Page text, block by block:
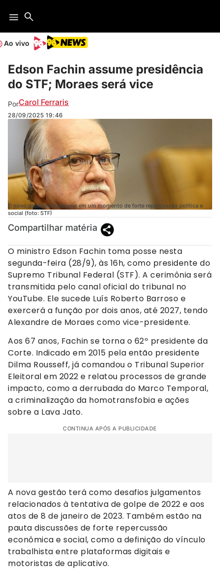
Ao vivo
Edson Fachin assume presidência
do STF; Moraes será vice
PorCarol Ferraris
28/09/2025 19:46
O novo presidente assume em um momento de forte repercussão política e
social (foto: STF)
Compartilhar matéria
O ministro Edson Fachin toma posse nesta
segunda-feira (28/9), às 16h, como presidente do
Supremo Tribunal Federal (STF). A cerimônia será
transmitida pelo canal oficial do tribunal no
YouTube. Ele sucede Luís Roberto Barroso e
exercerá a função por dois anos, até 2027, tendo
Alexandre de Moraes como vice-presidente.
Aos 67 anos, Fachin se torna o 62º presidente da
Corte. Indicado em 2015 pela então presidente
Dilma Rousseff, já comandou o Tribunal Superior
Eleitoral em 2022 e relatou processos de grande
impacto, como a derrubada do Marco Temporal,
a criminalização da homotransfobia e ações
sobre a Lava Jato.
CONTINUA APÓS A PUBLICIDADE
A nova gestão terá como desafios julgamentos
relacionados à tentativa de golpe de 2022 e aos
atos de 8 de janeiro de 2023. Também estão na
pauta discussões de forte repercussão
econômica e social, como a definição do vínculo
trabalhista entre plataformas digitais e
motoristas de aplicativo.